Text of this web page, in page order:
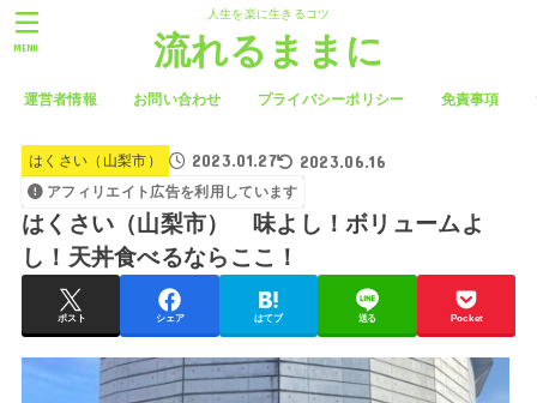
人生を楽に生きるコツ
流れるままに
運営者情報 お問い合わせ プライバシーポリシー 免責事項
MENU
はくさい（山梨市） 2023.01.27 2023.06.16
アフィリエイト広告を利用しています
はくさい（山梨市） 味よし！ボリュームよ
し！天丼食べるならここ！
ポスト シェア はてブ 送る Pocket